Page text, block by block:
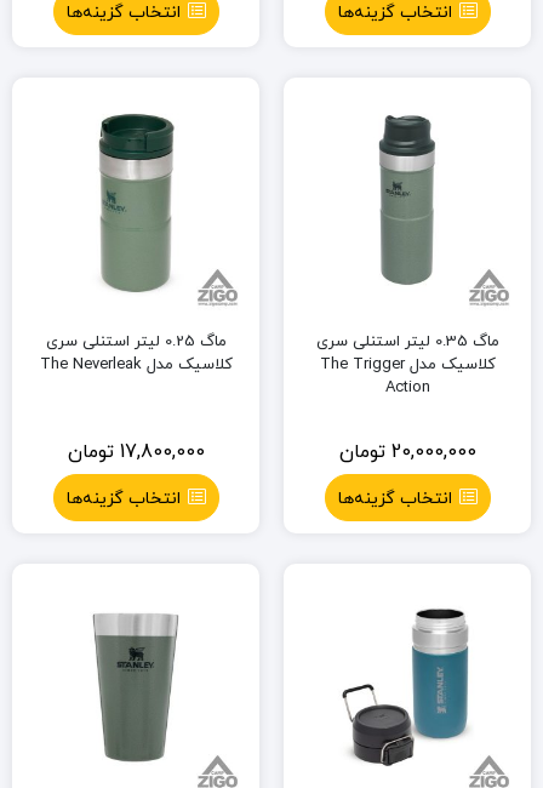
انتخاب گزینه‌ها انتخاب گزینه‌ها
ماگ 0.35 لیتر استنلی سری
کلاسیک مدل The Trigger
Action
20,000,000 تومان
انتخاب گزینه‌ها
ماگ 0.25 لیتر استنلی سری
کلاسیک مدل The Neverleak
17,800,000 تومان
انتخاب گزینه‌ها